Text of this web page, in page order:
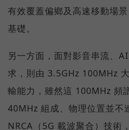
有效覆蓋偏鄉及高速移動場
基礎。
另一方面，面對影音串流、
求，則由 3.5GHz 100MHz
輸能力，雖然這 100MHz 頻
40MHz 組成、物理位置並不
NRCA（5G 載波聚合）技術